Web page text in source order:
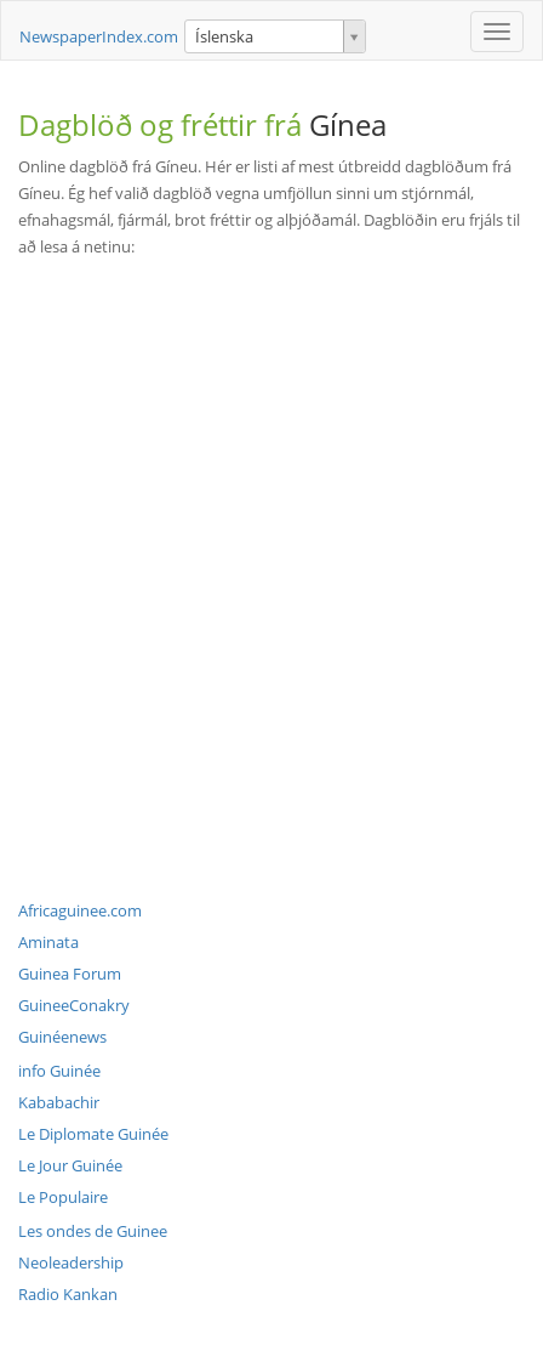
Toggle
NewspaperIndex.com Íslenska
Dagblöð og fréttir frá Gínea
Online dagblöð frá Gíneu. Hér er listi af mest útbreidd dagblöðum frá
Gíneu. Ég hef valið dagblöð vegna umfjöllun sinni um stjórnmál,
efnahagsmál, fjármál, brot fréttir og alþjóðamál. Dagblöðin eru frjáls til
að lesa á netinu:
Africaguinee.com
Aminata
Guinea Forum
GuineeConakry
Guinéenews
info Guinée
Kababachir
Le Diplomate Guinée
Le Jour Guinée
Le Populaire
Les ondes de Guinee
Neoleadership
Radio Kankan